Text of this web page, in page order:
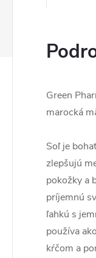
Green
marocká
Soľ je
zlepšujú
pokožky a
príjemnú
ľahkú s
používa
kŕčom a